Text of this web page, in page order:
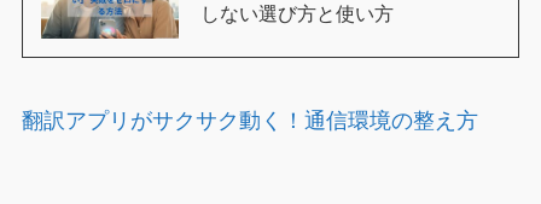
しない選び方と使い方
翻訳アプリがサクサク動く！通信環境の整え方